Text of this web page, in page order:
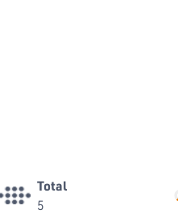
Total
5